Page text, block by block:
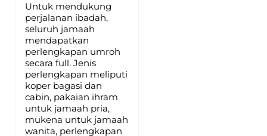
Untuk mendukung
perjalanan ibadah,
seluruh jamaah
mendapatkan
perlengkapan umroh
secara full. Jenis
perlengkapan meliputi
koper bagasi dan
cabin, pakaian ihram
untuk jamaah pria,
mukena untuk jamaah
wanita, perlengkapan